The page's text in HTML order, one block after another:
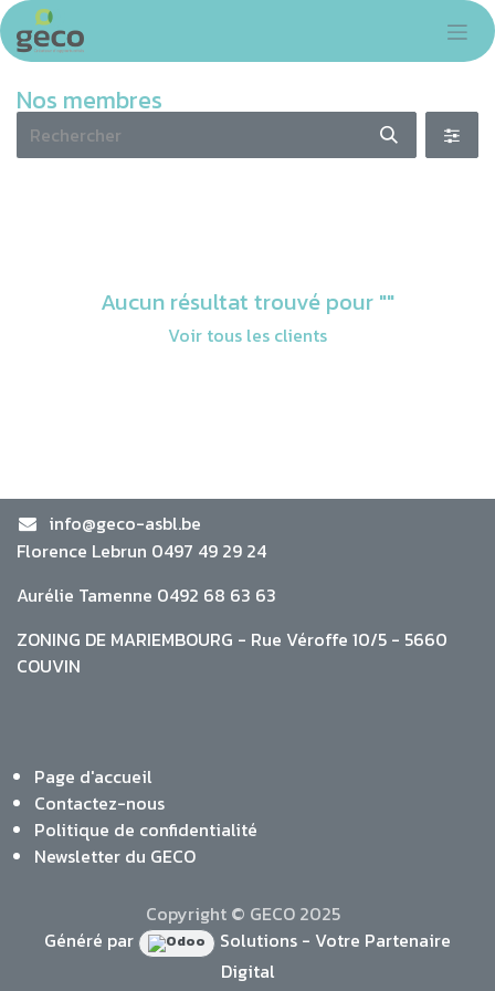
Se rendre au contenu
Nos membres
Aucun résultat trouvé pour ""
Voir tous les clients
info@geco-asbl.be
Florence Lebrun 0497 49 29 24
Aurélie Tamenne 0492 68 63 63
ZONING DE MARIEMBOURG - Rue Véroffe 10/5 - 5660
COUVIN
Page d'accueil
Contactez-nous
Politique de confidentialité
Newsletter du GECO
Copyright © GECO 2025
Généré par
Solutions - Votre Partenaire
Digital